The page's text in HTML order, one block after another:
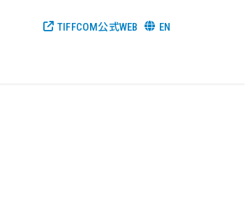
TIFFCOM公式WEB EN